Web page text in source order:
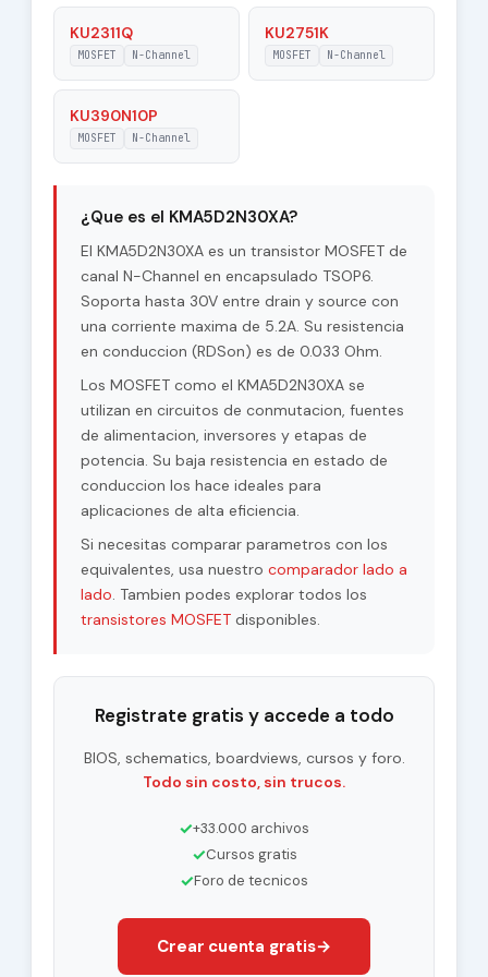
KU2311Q
MOSFET N-Channel
KU2751K
MOSFET N-Channel
KU390N10P
MOSFET N-Channel
¿Que es el KMA5D2N30XA?
El KMA5D2N30XA es un transistor MOSFET de
canal N-Channel en encapsulado TSOP6.
Soporta hasta 30V entre drain y source con
una corriente maxima de 5.2A. Su resistencia
en conduccion (RDSon) es de 0.033 Ohm.
Los MOSFET como el KMA5D2N30XA se
utilizan en circuitos de conmutacion, fuentes
de alimentacion, inversores y etapas de
potencia. Su baja resistencia en estado de
conduccion los hace ideales para
aplicaciones de alta eficiencia.
Si necesitas comparar parametros con los
equivalentes, usa nuestro comparador lado a
lado. Tambien podes explorar todos los
transistores MOSFETdisponibles.
Registrate gratis y accede a todo
BIOS, schematics, boardviews, cursos y foro.
Todo sin costo, sin trucos.
✓+33.000 archivos
✓Cursos gratis
✓Foro de tecnicos
Crear cuenta gratis→